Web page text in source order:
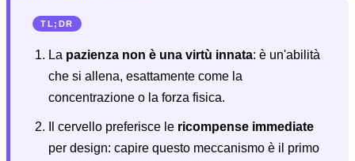
TL;DR
La pazienza non è una virtù innata: è un'abilità
che si allena, esattamente come la
concentrazione o la forza fisica.
Il cervello preferisce le ricompense immediate
per design: capire questo meccanismo è il primo